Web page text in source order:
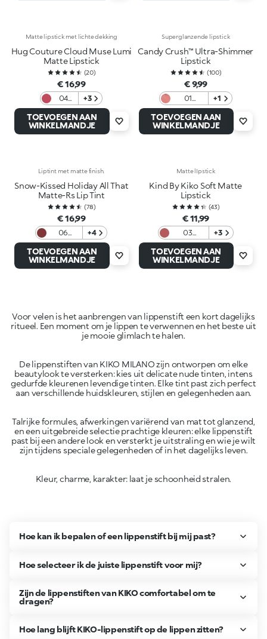
Matte lipstick met lichte dekking
Hug Couture Cloud Muse Lumi
Matte Lipstick
(20)
€ 16,99
04
Red
Ritual
+3
TOEVOEGEN AAN
WINKELMANDJE
Superglanzende lipstick
Candy Crush™ Ultra-Shimmer
Lipstick
(100)
€ 9,99
01
Caramel
Carousel
+1
TOEVOEGEN AAN
WINKELMANDJE
Liptint met matte finish.
Snow-Kissed Holiday All That
Matte-Rs Lip Tint
(78)
€ 16,99
06
Plummy
Treat
+4
TOEVOEGEN AAN
WINKELMANDJE
Matte lIpstick
Kind By Kiko Soft Matte
Lipstick
(43)
€ 11,99
03
Mauve
Harmony
+3
TOEVOEGEN AAN
WINKELMANDJE
Voor velen is het aanbrengen van lippenstift een kort dagelijks
ritueel. Een moment om je lippen te verwennen en het beste uit
De lippenstiften van KIKO MILANO zijn ontworpen om elke
beautylook te versterken: kies uit delicate nude tinten, intens
gedurfde kleurenen levendige tinten. Elke tint past zich perfect
Talrijke formules, afwerkingen variërend van mat tot glanzend,
en een uitgebreide selectie prachtige kleuren: elke lippenstift
past bij een andere look en versterkt je uitstraling en wie je wilt
Kleur, charme, karakter: laat je schoonheid stralen.
Hoe kan ik bepalen of een lippenstift bij mij past?
Hoe selecteer ik de juiste lippenstift voor mij?
Zijn de lippenstiften van KIKO comfortabel om te
dragen?
Hoe lang blijft KIKO-lippenstift op de lippen zitten?